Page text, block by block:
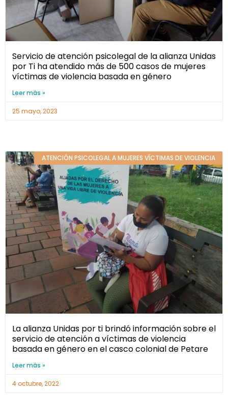
Servicio de atención psicolegal de la alianza Unidas
por Ti ha atendido más de 500 casos de mujeres
víctimas de violencia basada en género
Leer más »
25 mayo, 2023
ATENCIÓN PSICOLEGAL A MUJERES VÍCTIMAS DE VIOLENCIA
La alianza Unidas por ti brindó información sobre el
servicio de atención a víctimas de violencia
basada en género en el casco colonial de Petare
Leer más »
4 octubre, 2022